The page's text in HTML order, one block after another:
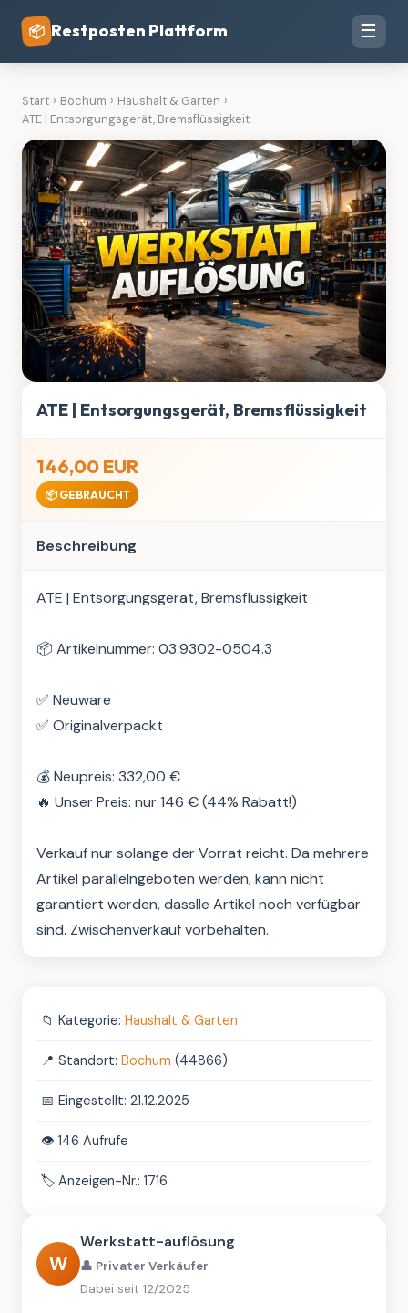
📦 Restposten Plattform ☰
Start › Bochum › Haushalt & Garten ›
ATE | Entsorgungsgerät, Bremsflüssigkeit
ATE | Entsorgungsgerät, Bremsflüssigkeit
146,00 EUR
📦 GEBRAUCHT
Beschreibung
ATE | Entsorgungsgerät, Bremsflüssigkeit
📦 Artikelnummer: 03.9302-0504.3
✅ Neuware
✅ Originalverpackt
💰 Neupreis: 332,00 €
🔥 Unser Preis: nur 146 € (44% Rabatt!)
Verkauf nur solange der Vorrat reicht. Da mehrere
Artikel parallelngeboten werden, kann nicht
garantiert werden, dasslle Artikel noch verfügbar
sind. Zwischenverkauf vorbehalten.
📁 Kategorie: Haushalt & Garten
📍 Standort: Bochum (44866)
📅 Eingestellt: 21.12.2025
👁️ 146 Aufrufe
🏷️ Anzeigen-Nr.: 1716
W
Werkstatt-auflösung
👤 Privater Verkäufer
Dabei seit 12/2025